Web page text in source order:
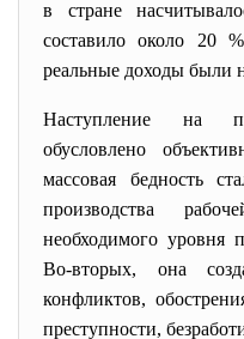
в стране
составило около 20
реальные доходы были
Наступление на
обусловлено
массовая бедность
производства
необходимого уровня
Во-вторых, она
конфликтов,
преступности,